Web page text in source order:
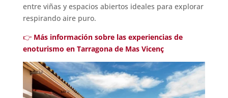
entre viñas y espacios abiertos ideales para explorar
respirando aire puro.
👉 Más información sobre las experiencias de
enoturismo en Tarragona de Mas Vicenç